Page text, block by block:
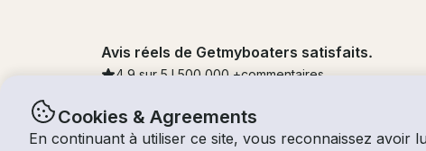
Cookies & Agreements
En continuant à utiliser ce site, vous reconnaissez avoir
Avis réels de Getmyboaters satisfaits.
4.9 sur 5 ! 500,000 +commentaires